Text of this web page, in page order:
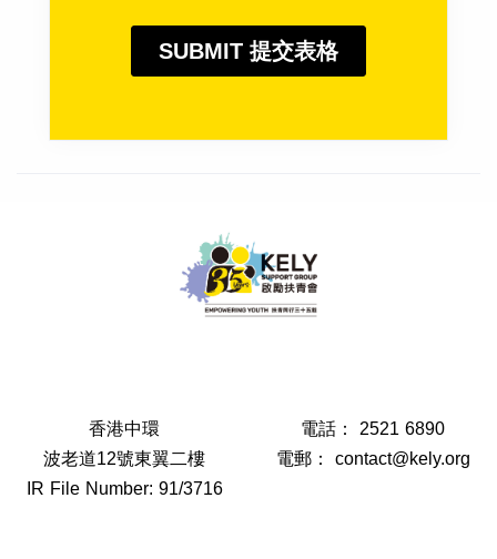
香港中環
波老道12號東翼二樓
IR File Number: 91/3716
電話： 2521 6890
電郵： contact@kely.org